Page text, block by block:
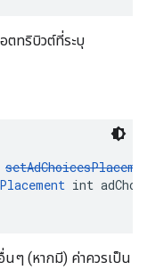
ตทริบิวต์ที่ระบุ
int
ๆ (หากมี) ค่าควรเป็น